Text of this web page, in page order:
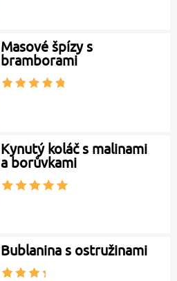
Masové špízy s
bramborami
Kynutý koláč s malinami
a borůvkami
Bublanina s ostružinami